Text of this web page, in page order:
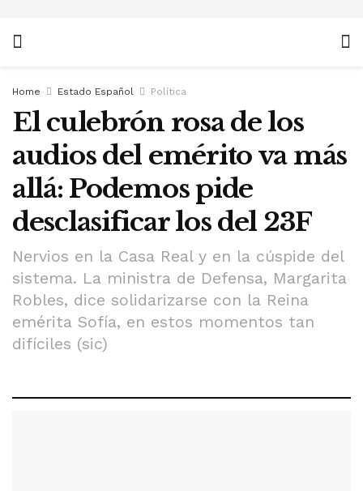
Home Estado Español Política
El culebrón rosa de los
audios del emérito va más
allá: Podemos pide
desclasificar los del 23F
Nervios en la Casa Real y en la cúspide del
sistema. La ministra de Defensa, Margarita
Robles, dice solidarizarse con la Reina
emérita Sofía, en estos momentos tan
difíciles (sic)